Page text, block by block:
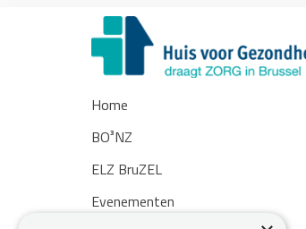
Home
BO³NZ
ELZ BruZEL
Evenementen